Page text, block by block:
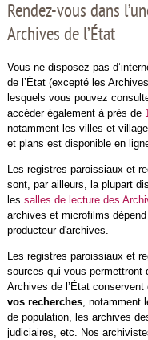
Rendez-vous dans
Archives de l’État
Vous ne disposez pas
de l’État (excepté les
lesquels vous pouvez
accéder également à près de
notamment les villes et
et plans est disponible en
Les registres paroissiaux et
sont, par ailleurs, la plupart
les salles de lecture des
archives et microfilms
producteur d'archives.
Les registres paroissiaux et
sources qui vous permettront
Archives de l’État conservent
vos recherches, notamment
de population, les archives
judiciaires, etc. Nos